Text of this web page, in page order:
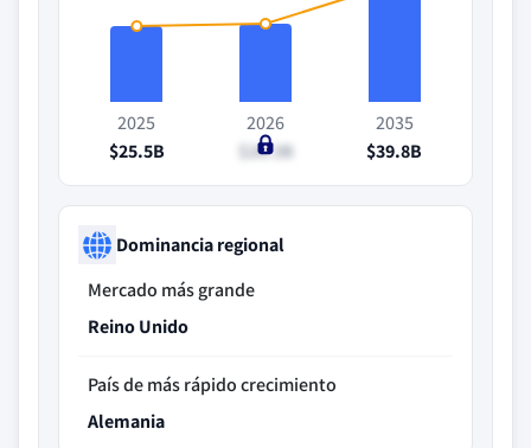
2025
$25.5B
2026
$26.3B
2035
$39.8B
Dominancia regional
Mercado más grande
Reino Unido
País de más rápido crecimiento
Alemania